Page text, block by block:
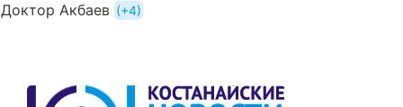
Доктор Акбаев +4